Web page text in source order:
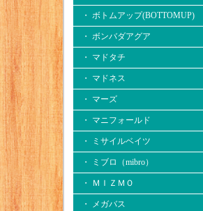
・ ボトムアップ(BOTTOMUP)
・ ボンバダアグア
・ マドタチ
・ マドネス
・ マーズ
・ マニフォールド
・ ミサイルベイツ
・ ミブロ（mibro）
・ ＭＩＺＭＯ
・ メガバス